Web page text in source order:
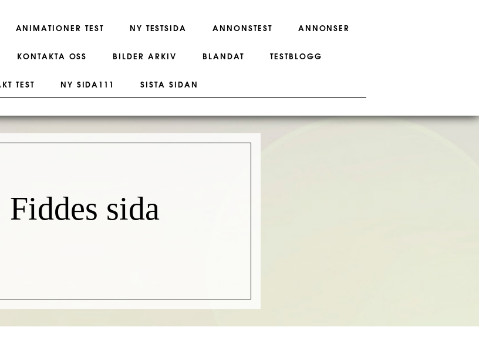
ANIMATIONER TEST NY TESTSIDA ANNONSTEST ANNONSER
KONTAKTA OSS BILDER ARKIV BLANDAT TESTBLOGG
TEST NY SIDA111 SISTA SIDAN
Fiddes sida